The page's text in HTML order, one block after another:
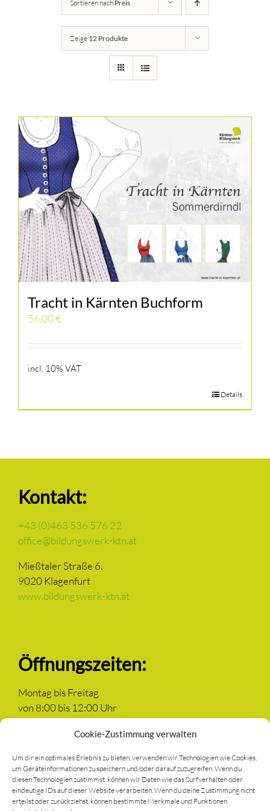
Cookie-Zustimmung verwalten
Um dir ein optimales Erlebnis zu bieten, verwenden wir Technologien wie Cookies,
um Geräteinformationen zu speichern und/oder darauf zuzugreifen. Wenn du
diesen Technologien zustimmst, können wir Daten wie das Surfverhalten oder
eindeutige IDs auf dieser Website verarbeiten. Wenn du deine Zustimmung nicht
erteilst oder zurückziehst, können bestimmte Merkmale und Funktionen
Kärntner Bildungswerk
Buch
Kontakt
Warenkorb
Sortieren nach Preis
Zeige 12 Produkte
Tracht in Kärnten Buchform
56,00€
incl. 10% VAT
Details
Kontakt:
+43 (0)463 536 576 22
office@bildungswerk-ktn.at
Mießtaler Straße 6.
9020 Klagenfurt
www.bildungswerk-ktn.at
Öffnungszeiten:
Montag bis Freitag
von 8:00 bis 12:00 Uhr
Newsletter anmelden